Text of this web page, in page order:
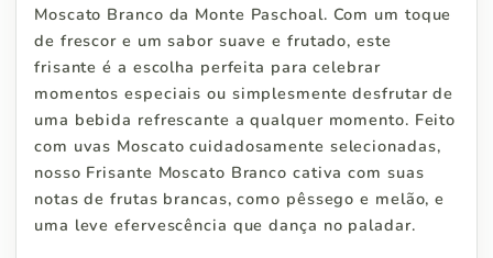
Moscato Branco da Monte Paschoal. Com um toque
de frescor e um sabor suave e frutado, este
frisante é a escolha perfeita para celebrar
momentos especiais ou simplesmente desfrutar de
uma bebida refrescante a qualquer momento. Feito
com uvas Moscato cuidadosamente selecionadas,
nosso Frisante Moscato Branco cativa com suas
notas de frutas brancas, como pêssego e melão, e
uma leve efervescência que dança no paladar.